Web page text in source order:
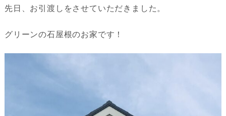
先日、お引渡しをさせていただきました。
グリーンの石屋根のお家です！